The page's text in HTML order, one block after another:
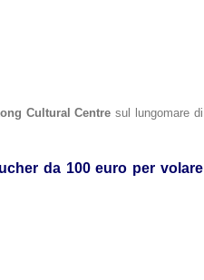
Cultural Centre sul lungomare di
da 100 euro per volare